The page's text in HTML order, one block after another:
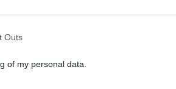
Outs
of my personal data.
Kiemelkedő kvalitású 19. és